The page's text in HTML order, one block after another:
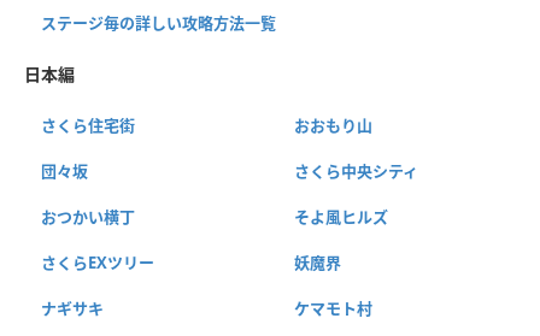
ステージ毎の詳しい攻略方法一覧
日本編
さくら住宅街 おおもり山
団々坂 さくら中央シティ
おつかい横丁 そよ風ヒルズ
さくらEXツリー 妖魔界
ナギサキ ケマモト村